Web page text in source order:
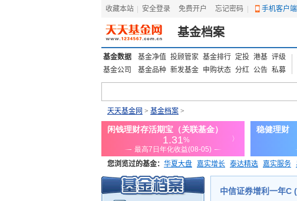
收藏本站 安全登录 免费开户 忘记密码 手机客户端
基金档案
基金数据 基金净值 投顾管家 基金排行 定投 港基 评级
基金公司
基金品种 新发基金 申购状态 分红 公告 私募
天天基金网 > 基金档案 >
您浏览过的基金： 华夏大盘 嘉实增长 泰达精选 嘉实服务
添富优势 华安宏利 上证180价值ETF
中信证券增利一年C